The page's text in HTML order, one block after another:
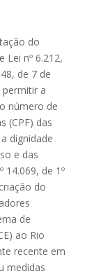
do
nº 6.212,
de 7 de
permitir a
número de
(CPF) das
dignidade
e das
14.069, de 1º
do
de
ao Rio
recente em
medidas